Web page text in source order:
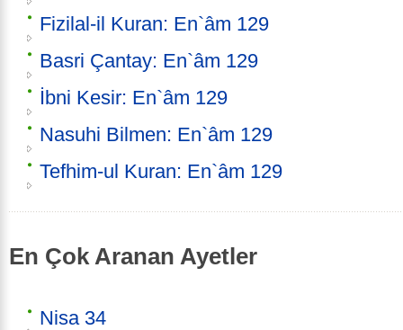
Fizilal-il Kuran: En`âm 129
Basri Çantay: En`âm 129
İbni Kesir: En`âm 129
Nasuhi Bilmen: En`âm 129
Tefhim-ul Kuran: En`âm 129
En Çok Aranan Ayetler
Nisa 34